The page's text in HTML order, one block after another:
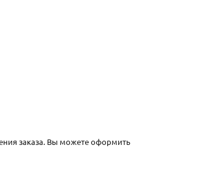
заказа. Вы можете оформить